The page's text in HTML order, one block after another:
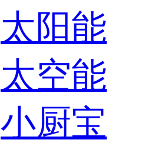
太阳能
太空能
小厨宝